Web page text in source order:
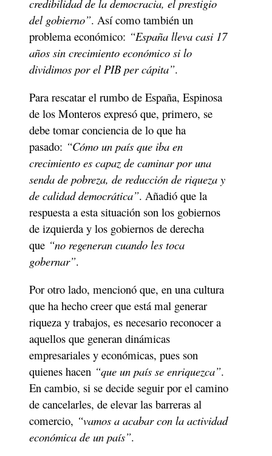
credibilidad de la democracia, el prestigio
del gobierno”. Así como también un
problema económico: “España lleva casi 17
años sin crecimiento económico si lo
dividimos por el PIB per cápita”.
Para rescatar el rumbo de España, Espinosa
de los Monteros expresó que, primero, se
debe tomar conciencia de lo que ha
pasado: “Cómo un país que iba en
crecimiento es capaz de caminar por una
senda de pobreza, de reducción de riqueza y
de calidad democrática”. Añadió que la
respuesta a esta situación son los gobiernos
de izquierda y los gobiernos de derecha
que “no regeneran cuando les toca
gobernar”.
Por otro lado, mencionó que, en una cultura
que ha hecho creer que está mal generar
riqueza y trabajos, es necesario reconocer a
aquellos que generan dinámicas
empresariales y económicas, pues son
quienes hacen “que un país se enriquezca”.
En cambio, si se decide seguir por el camino
de cancelarles, de elevar las barreras al
comercio, “vamos a acabar con la actividad
económica de un país”.